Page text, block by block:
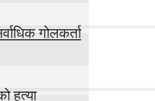
गोलकर्ता
हत्या